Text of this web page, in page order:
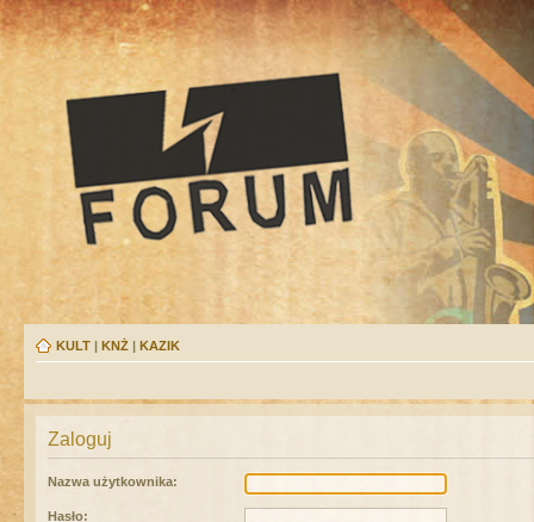
KULT | KNŻ | KAZIK
Zaloguj
Nazwa użytkownika:
Hasło: